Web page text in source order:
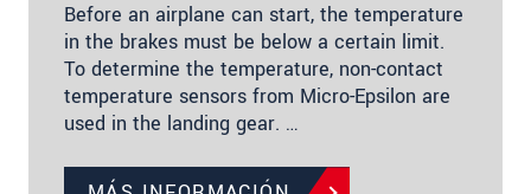
Before an airplane can start, the temperature
in the brakes must be below a certain limit.
To determine the temperature, non-contact
temperature sensors from Micro-Epsilon are
used in the landing gear. …